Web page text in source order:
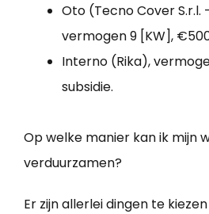
Oto (Tecno Cover S.r.l.
vermogen 9 [KW],
Interno (Rika),
subsidie.
Op welke manier kan ik mijn
verduurzamen?
Er zijn allerlei dingen te